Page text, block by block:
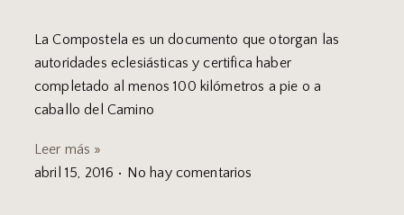
La Compostela es un documento que otorgan las
autoridades eclesiásticas y certifica haber
completado al menos 100 kilómetros a pie o a
caballo del Camino
Leer más »
abril 15, 2016
No hay comentarios